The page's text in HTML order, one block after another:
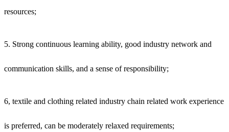
resources;
5. Strong continuous learning ability, good industry network and
communication skills, and a sense of responsibility;
6, textile and clothing related industry chain related work experience
is preferred, can be moderately relaxed requirements;